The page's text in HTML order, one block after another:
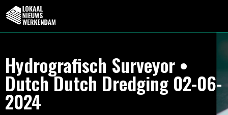
Hydrografisch Surveyor •
Dutch Dutch Dredging 02-06-
2024